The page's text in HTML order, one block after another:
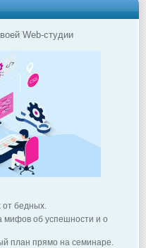
Web-студии
от бедных.
мифов об успешности и о
план прямо на семинаре.